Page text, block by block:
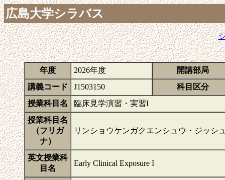
広島大学シラバス
年度 2026年度
開講部局
講義コード
J1503150
科目区分
授業科目名
臨床見学演習・実習I
授業科目名
（フリガ
ナ）
リンショウケンガクエンシュウ・ジッシ
英文授業科
目名
Early Clinical Exposure I